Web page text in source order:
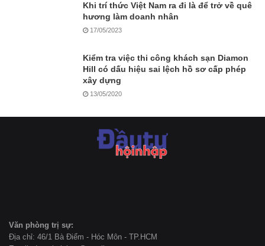
Khi trí thức Việt Nam ra đi là để trở về quê
hương làm doanh nhân
17/05/2023
Kiểm tra việc thi công khách sạn Diamon
Hill có dấu hiệu sai lệch hồ sơ cấp phép
xây dựng
13/05/2020
Văn phòng trị sự:
Địa chỉ: 46/1 Bà Điểm - Hóc Môn - TP.HCM